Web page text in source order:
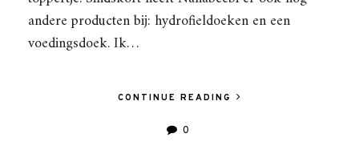
andere producten bij: hydrofieldoeken en een
voedingsdoek. Ik…
CONTINUE READING
0